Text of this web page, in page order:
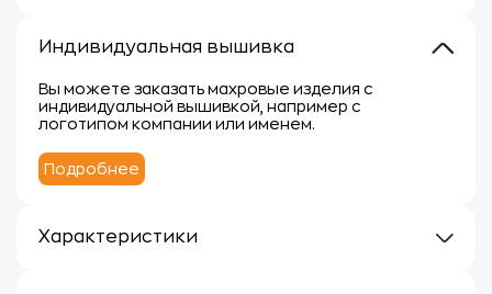
Индивидуальная вышивка
Вы можете заказать махровые изделия с
индивидуальной вышивкой, например с
логотипом компании или именем.
Подробнее
Характеристики